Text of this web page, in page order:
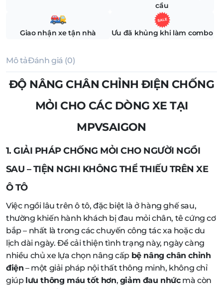
cầu
Giao nhận xe tận nhà Ưu đã khủng khi làm combo
Mô tảĐánh giá (0)
ĐỘ NÂNG CHÂN CHỈNH ĐIỆN CHỐNG
MỎI CHO CÁC DÒNG XE TẠI
MPVSAIGON
1. GIẢI PHÁP CHỐNG MỎI CHO NGƯỜI NGỒI
SAU – TIỆN NGHI KHÔNG THỂ THIẾU TRÊN XE
Ô TÔ
Việc ngồi lâu trên ô tô, đặc biệt là ở hàng ghế sau,
thường khiến hành khách bị đau mỏi chân, tê cứng cơ
bắp – nhất là trong các chuyến công tác xa hoặc du
lịch dài ngày. Để cải thiện tình trạng này, ngày càng
nhiều chủ xe lựa chọn nâng cấp bệ nâng chân chỉnh
điện – một giải pháp nội thất thông minh, không chỉ
giúp lưu thông máu tốt hơn, giảm đau nhứcmà còn